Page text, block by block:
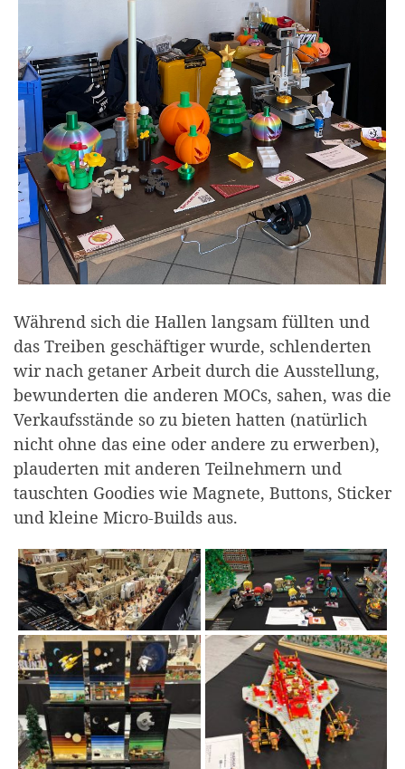
Während sich die Hallen langsam füllten und
das Treiben geschäftiger wurde, schlenderten
wir nach getaner Arbeit durch die Ausstellung,
bewunderten die anderen MOCs, sahen, was die
Verkaufsstände so zu bieten hatten (natürlich
nicht ohne das eine oder andere zu erwerben),
plauderten mit anderen Teilnehmern und
tauschten Goodies wie Magnete, Buttons, Sticker
und kleine Micro-Builds aus.